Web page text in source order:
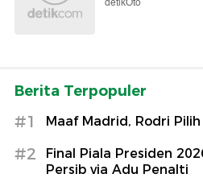
Berita Terpopuler
#1 Maaf Madrid, Rodri
#2
Final Piala Presiden
Persib via Adu Penalti